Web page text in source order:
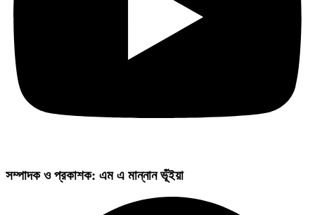
সম্পাদক ও প্রকাশক: এম এ মান্নান ভূঁইয়া